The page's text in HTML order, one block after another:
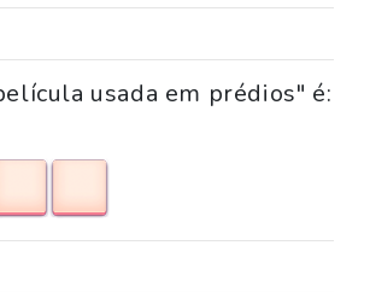
usada em prédios" é: